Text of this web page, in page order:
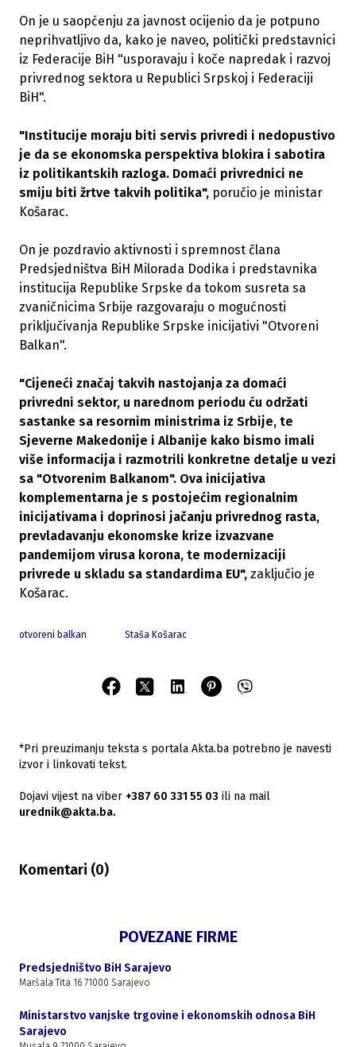
On je u saopćenju za javnost ocijenio da je potpuno
neprihvatljivo da, kako je naveo, politički predstavnici
iz Federacije BiH "usporavaju i koče napredak i razvoj
privrednog sektora u Republici Srpskoj i Federaciji
BiH".
"Institucije moraju biti servis privredi i nedopustivo
je da se ekonomska perspektiva blokira i sabotira
iz politikantskih razloga. Domaći privrednici ne
smiju biti žrtve takvih politika", poručio je ministar
Košarac.
On je pozdravio aktivnosti i spremnost člana
Predsjedništva BiH Milorada Dodika i predstavnika
institucija Republike Srpske da tokom susreta sa
zvaničnicima Srbije razgovaraju o mogućnosti
priključivanja Republike Srpske inicijativi "Otvoreni
Balkan".
"Cijeneći značaj takvih nastojanja za domaći
privredni sektor, u narednom periodu ću održati
sastanke sa resornim ministrima iz Srbije, te
Sjeverne Makedonije i Albanije kako bismo imali
više informacija i razmotrili konkretne detalje u vezi
sa "Otvorenim Balkanom". Ova inicijativa
komplementarna je s postojećim regionalnim
inicijativama i doprinosi jačanju privrednog rasta,
prevladavanju ekonomske krize izvazvane
pandemijom virusa korona, te modernizaciji
privrede u skladu sa standardima EU", zaključio je
Košarac.
otvoreni balkan Staša Košarac
*Pri preuzimanju teksta s portala Akta.ba potrebno je navesti
izvor i linkovati tekst.
Dojavi vijest na viber +387 60 331 55 03 ili na mail
urednik@akta.ba.
Komentari (0)
POVEZANE FIRME
Predsjedništvo BiH Sarajevo
Maršala Tita 16 71000 Sarajevo
Ministarstvo vanjske trgovine i ekonomskih odnosa BiH
Sarajevo